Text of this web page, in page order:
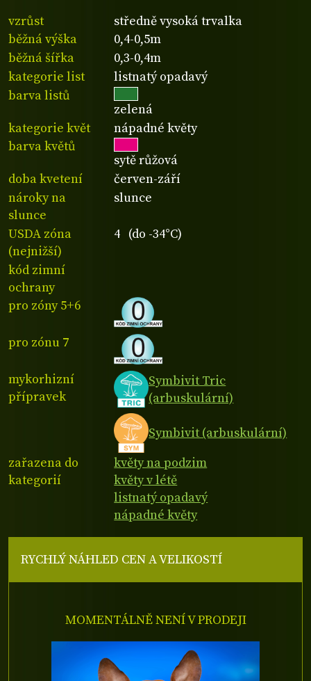
vzrůst
středně vysoká trvalka
běžná výška
0,4-0,5m
běžná šířka
0,3-0,4m
kategorie list
listnatý opadavý
barva listů
zelená
kategorie květ
nápadné květy
barva květů
sytě růžová
doba kvetení
červen-září
nároky na
slunce
slunce
USDA zóna
(nejnižší)
4 (do -34°C)
kód zimní
ochrany
pro zóny 5+6
pro zónu 7
mykorhizní
přípravek
Symbivit Tric
(arbuskulární)
Symbivit (arbuskulární)
zařazena do
kategorií
květy na podzim
květy v létě
listnatý opadavý
nápadné květy
RYCHLÝ NÁHLED CEN A VELIKOSTÍ
MOMENTÁLNĚ NENÍ V PRODEJI